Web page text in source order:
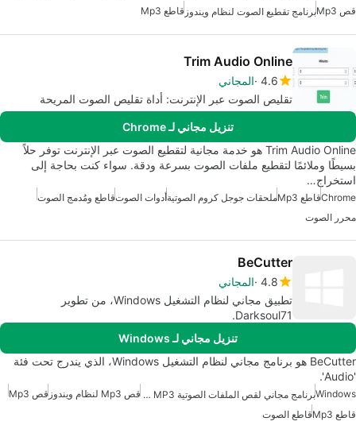
قص Mp3
برنامج تقطيع الصوت لنظام ويندوز قاطع Mp3
Trim Audio Online
4.6 المجاني
تقليص الصوت عبر الإنترنت: أداة تقليص الصوت المريحة
تنزيل مجاني لـ Chrome
Trim Audio Online هو خدمة مجانية لتقطيع الصوت عبر الإنترنت توفر حلاً
بسيطًا وملائمًا لتقطيع ملفات الصوت بسرعة ودقة. سواء كنت بحاجة إلى
استخراج…
Chromeقاطع Mp3 ملحقات جوجل كروم الصوتيةأدوات الصوتقاطع ومُدمج الصوت
محرر الصوت
BeCutter
4.8 المجاني
تطبيق مجاني لنظام التشغيل Windows، من تطوير
Darksoul71.
تنزيل مجاني لـ Windows
BeCutter هو برنامج مجاني لنظام التشغيل Windows، الذي يندرج تحت فئة
'Audio'.
Windows برنامج مجاني لقص الملفات الصوتية MP3 للويندوز قص Mp3 لنظام ويندوز
قص Mp3
قاطع Mp3
قاطع الصوت